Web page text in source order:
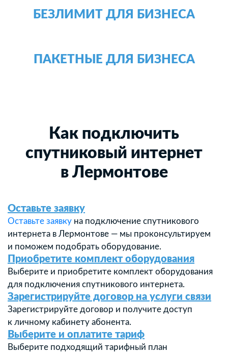
БЕЗЛИМИТ ДЛЯ БИЗНЕСА
ПАКЕТНЫЕ ДЛЯ БИЗНЕСА
Как подключить
спутниковый интернет
в Лермонтове
Оставьте заявку
Оставьте заявку на подключение спутникового
интернета в Лермонтове — мы проконсультируем
и поможем подобрать оборудование.
Приобретите комплект оборудования
Выберите и приобретите комплект оборудования
для подключения спутникового интернета.
Зарегистрируйте договор на услуги связи
Зарегистрируйте договор и получите доступ
к личному кабинету абонента.
Выберите и оплатите тариф
Выберите подходящий тарифный план